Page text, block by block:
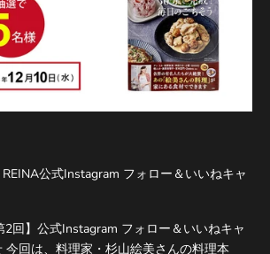
REINA公式Instagram フォロー＆いいねキャ
2回】公式Instagram フォロー＆いいねキャ
今回は、料理家・杉山絵美さんの料理本